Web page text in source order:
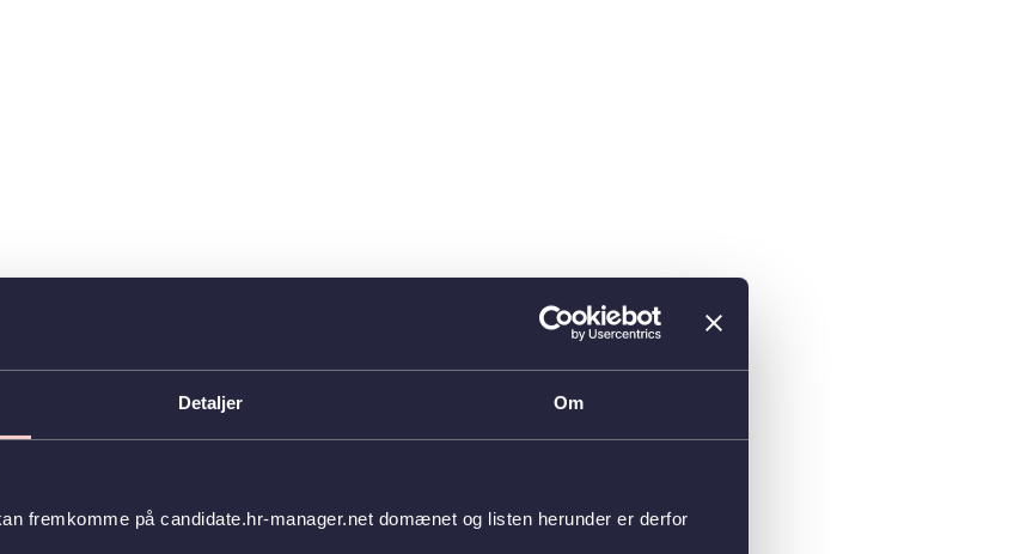
Detaljer Om
fremkomme på candidate.hr-manager.net domænet og listen herunder er derfor